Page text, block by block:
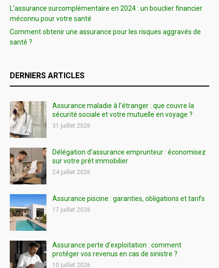
L’assurance surcomplémentaire en 2024 : un bouclier financier
méconnu pour votre santé
Comment obtenir une assurance pour les risques aggravés de
santé ?
DERNIERS ARTICLES
Assurance maladie à l’étranger : que couvre la
sécurité sociale et votre mutuelle en voyage ?
31 juillet 2026
Délégation d’assurance emprunteur : économisez
sur votre prêt immobilier
24 juillet 2026
Assurance piscine : garanties, obligations et tarifs
17 juillet 2026
Assurance perte d’exploitation : comment
protéger vos revenus en cas de sinistre ?
10 juillet 2026